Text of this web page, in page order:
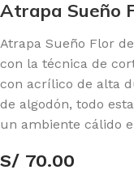
Atrapa Sueño
Atrapa Sueño Flor
con la técnica de
con acrílico de alta
de algodón, todo
un ambiente cálido
S/ 70.00